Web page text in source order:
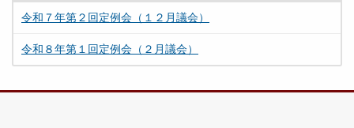
令和７年第２回定例会（１２月議会）
令和８年第１回定例会（２月議会）